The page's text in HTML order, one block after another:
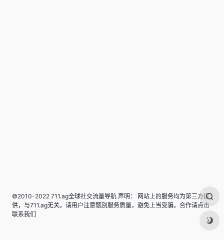
©2010-2022 711.ag全球社交流量导航 声明： 网站上的服务均为第三方提
供，与711.ag无关。请用户注意甄别服务质量，避免上当受骗。合作请点击
联系我们